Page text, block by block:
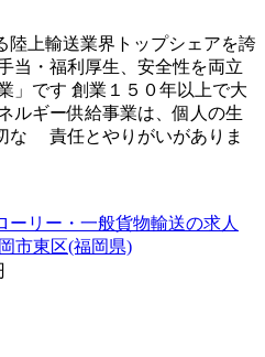
陸上輸送業界トップシェアを誇
当・福利厚生、安全性を両立
」です 創業１５０年以上で大
ルギー供給事業は、個人の生
な 責任とやりがいがありま
ーリー・一般貨物輸送の求人
市東区(福岡県)